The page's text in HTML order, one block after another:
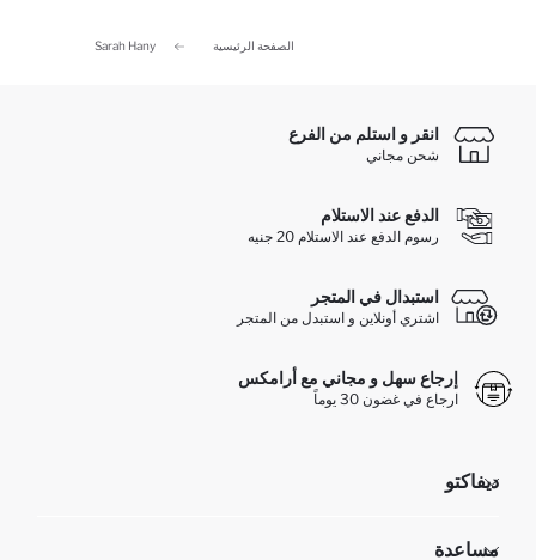
الصفحة الرئيسية Sarah Hany
انقر و استلم من الفرع
شحن مجاني
الدفع عند الاستلام
رسوم الدفع عند الاستلام 20 جنيه
استبدال في المتجر
اشتري أونلاين و استبدل من المتجر
إرجاع سهل و مجاني مع أرامكس
ارجاع في غضون 30 يوماً
ديفاكتو
مساعدة